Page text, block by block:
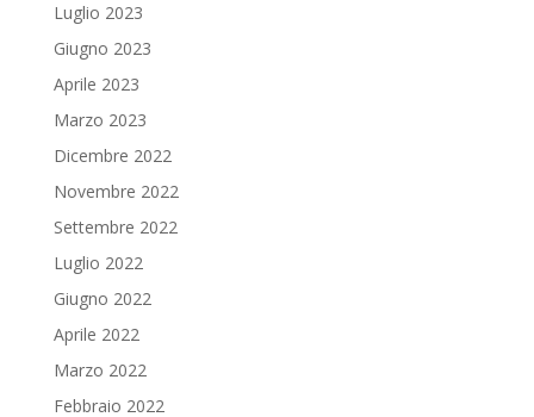
Luglio 2023
Giugno 2023
Aprile 2023
Marzo 2023
Dicembre 2022
Novembre 2022
Settembre 2022
Luglio 2022
Giugno 2022
Aprile 2022
Marzo 2022
Febbraio 2022